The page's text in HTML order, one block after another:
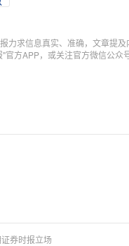
力求信息真实、准确，文章提
官方APP，或关注官方微信公
券时报立场